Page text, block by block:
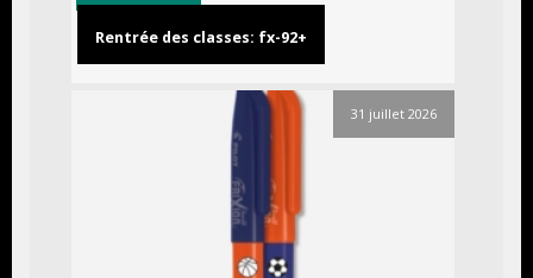
Rentrée des classes: fx-92+
31 juillet 2026